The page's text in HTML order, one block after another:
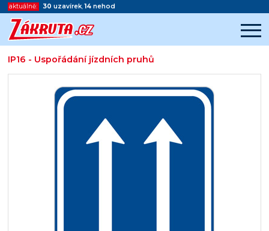
aktuálně: 30 uzavírek,14 nehod
IP16 - Uspořádání jízdních pruhů
Začátek reklamy
Konec reklamy